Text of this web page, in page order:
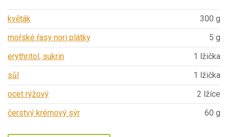
květák
300 g
mořské řasy nori plátky
5 g
erythritol, sukrin
1 lžička
sůl
1 lžička
ocet rýžový
2 lžíce
čerstvý krémový sýr
60 g